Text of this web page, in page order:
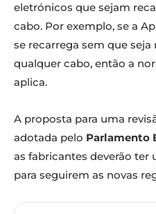
eletrónicos que sejam
cabo. Por exemplo, se a
se recarrega sem que
qualquer cabo, então a
aplica.
A proposta para uma
adotada pelo Parlamento
as fabricantes deverão ter
para seguirem as novas